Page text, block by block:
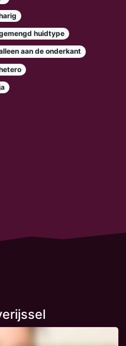
huidtype
aan de onderkant